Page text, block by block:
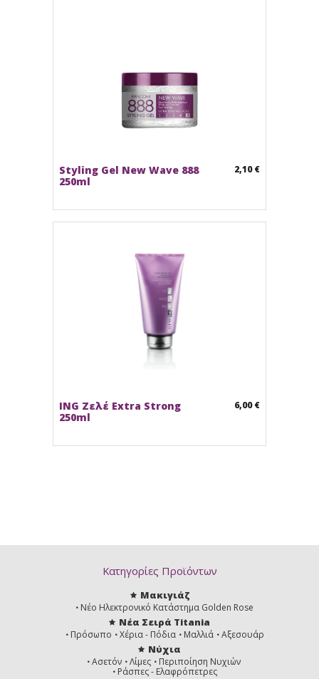
Styling Gel New Wave 888
250ml
2,10 €
ING Ζελέ Extra Strong
250ml
6,00 €
Κατηγορίες Προϊόντων
Μακιγιάζ
Νέο Ηλεκτρονικό Κατάστημα Golden Rose
Νέα Σειρά Titania
Πρόσωπο Χέρια - Πόδια Μαλλιά Αξεσουάρ
Νύχια
Ασετόν Λίμες
Περιποίηση Νυχιών
Ράσπες - Ελαφρόπετρες